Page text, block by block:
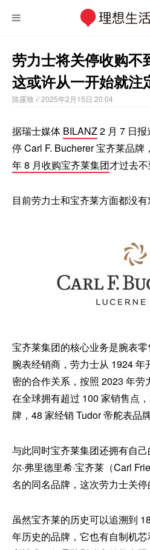
劳力士将关停收购不
这或许从一开始就注
陈露致// 2025年2月15日 20:04
据瑞士媒体 BILANZ2 月 7 日
停 Carl F. Bucherer 宝齐莱品牌
年 8 月收购宝齐莱集团才过去不
目前劳力士和宝齐莱方面都没有
宝齐莱集团的核心业务是腕表
腕表经销商，劳力士从 1924
密的合作关系，按照 2023 年
在全球拥有超过 100 家销售点
牌，48 家经销 Tudor 帝舵表品牌
与此同时宝齐莱集团还拥有自
尔·弗里德里希·宝齐莱（Carl
名的同名品牌，这次劳力士关停
虽然宝齐莱的历史可以追溯到
年历史的品牌，它也有自制机